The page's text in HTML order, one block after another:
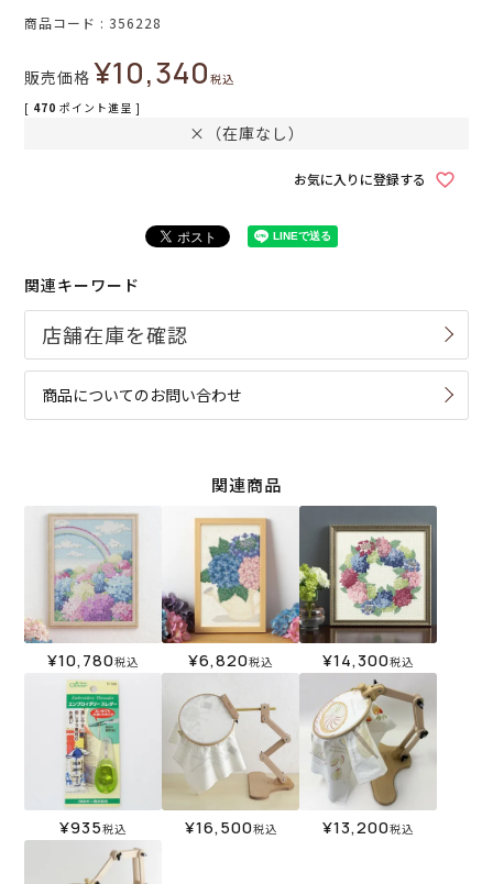
商品コード 356228
販売価格 ¥10,340税込
[ 470 ポイント進呈 ]
×（在庫なし）
お気に入りに登録する
関連キーワード
商品についてのお問い合わせ
関連商品
¥10,780税込 ¥6,820税込 ¥14,300税込
¥935税込 ¥16,500税込 ¥13,200税込